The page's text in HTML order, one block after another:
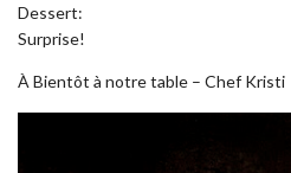
Dessert:
Surprise!
À Bientôt à notre table – Chef Kristi